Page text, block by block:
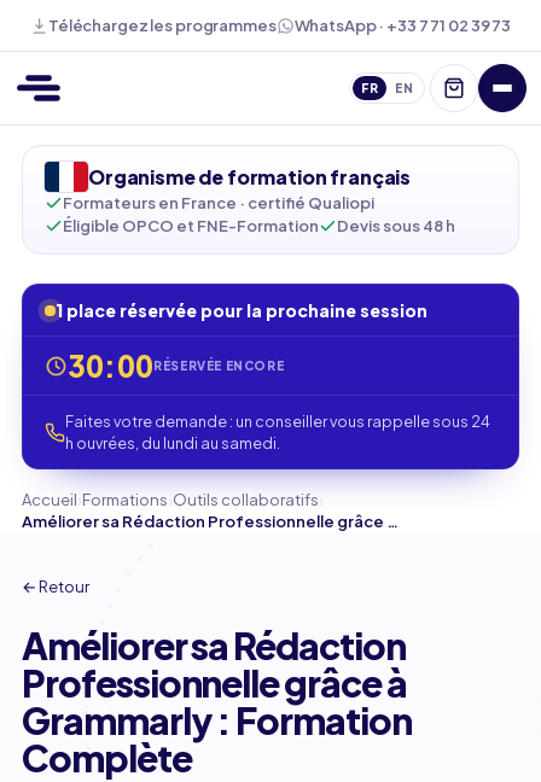
Téléchargez les programmes WhatsApp · +33 7 71 02 39 73
FR EN
Organisme de formation français
Formateurs en France · certifié Qualiopi
Éligible OPCO et FNE-Formation
Devis sous 48 h
1 place réservée pour la prochaine session
30:00RÉSERVÉE ENCORE
Faites votre demande : un conseiller vous rappelle sous 24
h ouvrées, du lundi au samedi.
Accueil›Formations›Outils collaboratifs›
Améliorer sa Rédaction Professionnelle grâce à Grammarly : Formation Complète
← Retour
Améliorer sa Rédaction
Professionnelle grâce à
Grammarly : Formation
Complète